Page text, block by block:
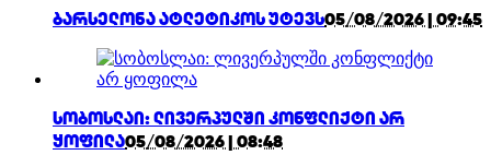
ბარსელონა ატლეტიკოს უტევს05/08/2026 | 09:45
სობოსლაი: ლივერპულში კონფლიქტი არ
ყოფილა05/08/2026 | 08:48